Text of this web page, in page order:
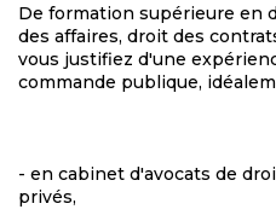
De formation supérieure en
des affaires, droit des
vous justifiez d'une
commande publique,
- en cabinet d'avocats de
privés,